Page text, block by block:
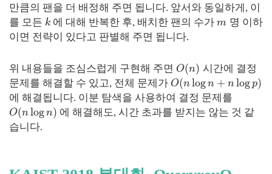
만큼의 팬을 더 배정해 주면 됩니다. 앞서와 동일하게, 이
를 모든 k 에 대해 반복한 후, 배치한 팬의 수가m 명 이하
이면 전략이 있다고 판별해 주면 됩니다.
위 내용들을 조심스럽게 구현해 주면 O(n) 시간에 결정
문제를 해결할 수 있고, 전체 문제가 O(nlogn + nlogp)
에 해결됩니다. 이분 탐색을 사용하여 결정 문제를
O(nlogn) 에 해결해도, 시간 초과를 받지는 않는 것 같
습니다.